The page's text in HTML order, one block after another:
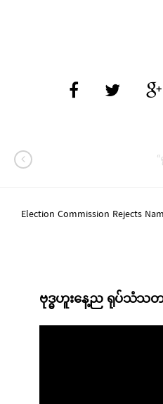
Election Commission Rejects
ဗုဒ္ဓဟူးနေ့ည ရုပ်သံသတ